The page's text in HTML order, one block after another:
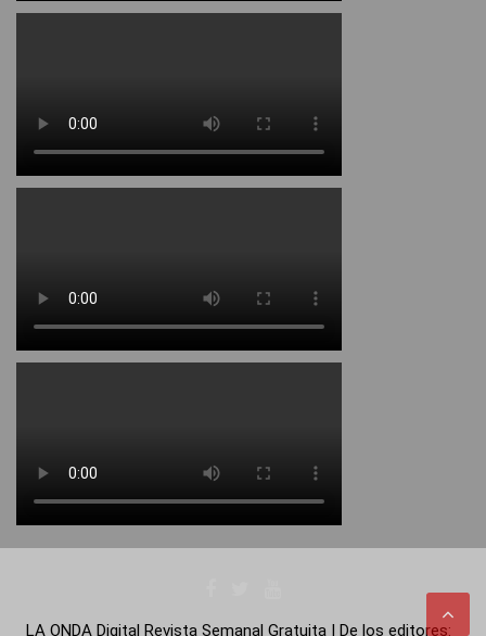
LA ONDA Digital Revista Semanal Gratuita | De los editores: